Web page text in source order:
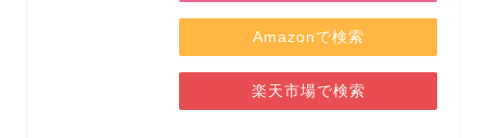
Amazonで検索
楽天市場で検索